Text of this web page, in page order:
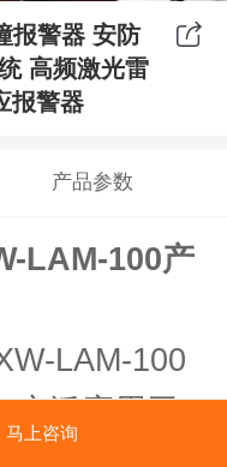
报警器 安防
高频激光雷
报警器
产品参数
LAM-100产
LAM-100
广泛应用于
马上咨询